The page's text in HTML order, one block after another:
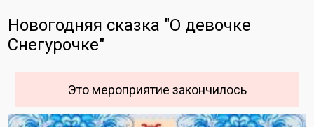
Новогодняя сказка "О девочке
Снегурочке"
Это мероприятие закончилось